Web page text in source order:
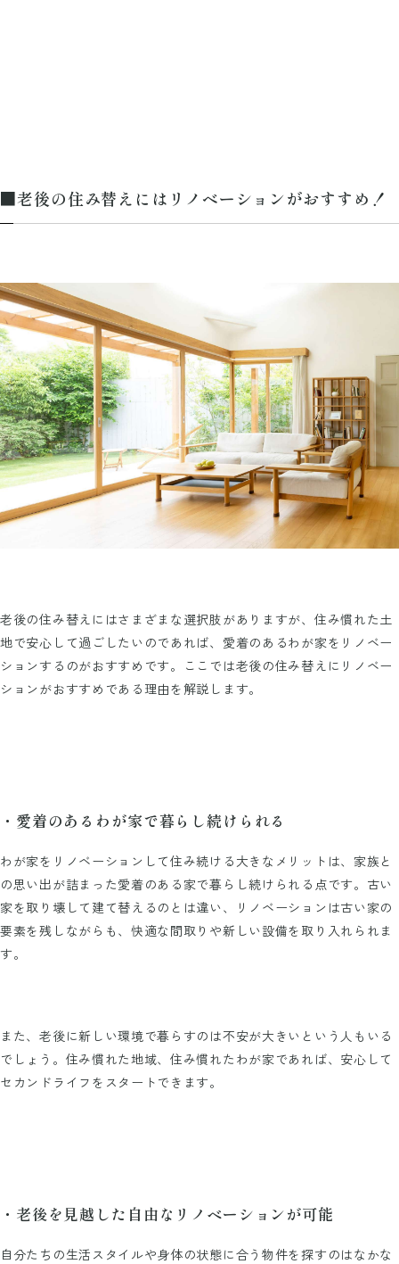
■老後の住み替えにはリノベーションがおすすめ！
老後の住み替えにはさまざまな選択肢がありますが、住み慣れた土
地で安心して過ごしたいのであれば、愛着のあるわが家をリノベー
ションするのがおすすめです。ここでは老後の住み替えにリノベー
ションがおすすめである理由を解説します。
・愛着のあるわが家で暮らし続けられる
わが家をリノベーションして住み続ける大きなメリットは、家族と
の思い出が詰まった愛着のある家で暮らし続けられる点です。古い
家を取り壊して建て替えるのとは違い、リノベーションは古い家の
要素を残しながらも、快適な間取りや新しい設備を取り入れられま
す。
また、老後に新しい環境で暮らすのは不安が大きいという人もいる
でしょう。住み慣れた地域、住み慣れたわが家であれば、安心して
セカンドライフをスタートできます。
・老後を見越した自由なリノベーションが可能
自分たちの生活スタイルや身体の状態に合う物件を探すのはなかな